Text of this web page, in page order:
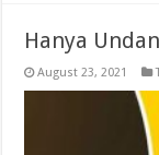
Hanya
August 23, 2021